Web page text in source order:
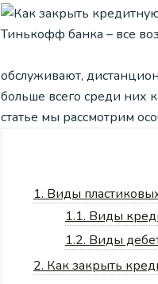
обслуживают,
больше всего среди них
статье мы рассмотрим
1. Виды
1.1. Виды
1.2. Виды
2. Как закрыть